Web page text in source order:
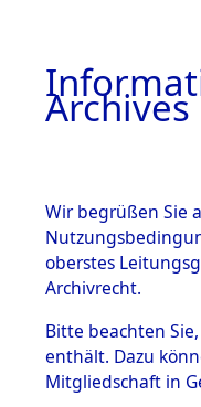
BESTÄNDE
1.
Archives
Wir begrüßen Sie
oberstes
Archivrecht.
Bitte beachten
enthält. Dazu
Mitgliedschaft in